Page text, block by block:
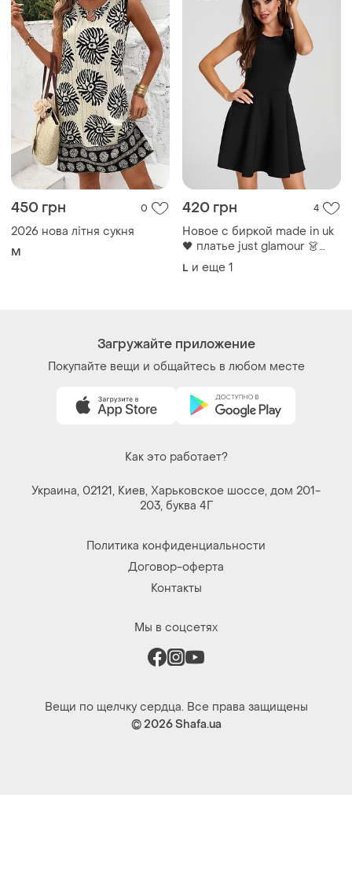
450 грн 0
2026 нова літня сукня
M
420 грн 4
Новое с биркой made in uk
🖤 платье just glamour 👗
черное платье клеш ⚡
L и еще 1
Загружайте приложение
Покупайте вещи и общайтесь в любом месте
Как это работает?
Украина, 02121, Киев, Харьковское шоссе, дом 201-
203, буква 4Г
Политика конфиденциальности
Договор-оферта
Контакты
Мы в соцсетях
Вещи по щелчку сердца. Все права защищены
© 2026Shafa.ua